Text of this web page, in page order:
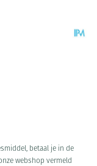
betaal je in de
webshop vermeld